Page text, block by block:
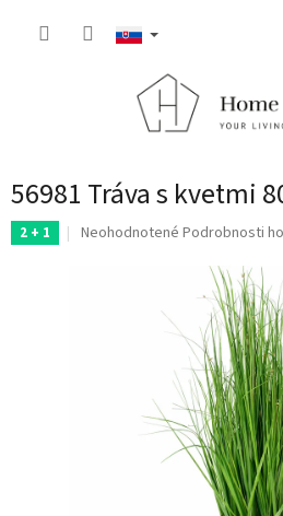
56981 Tráva s kvetmi
2 + 1
Priemerné
Neohodnotené Podrobnosti